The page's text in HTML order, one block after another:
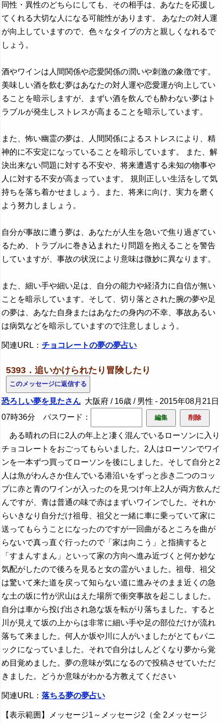
同性・異性のどちらにしても、その相手は、あなたを応援し
てくれる大切な人になる可能性があります。 あなたの対人運
が向上していますので、色々なタイプの方と親しくなれるで
しょう。
酒やワインは人間関係や恋愛関係の潤いや刺激の象徴です。
美味しい酒を飲む夢はあなたの対人運や恋愛運が向上してい
ることを暗示しますが、まずい酒を飲んでも酔わない夢はト
ラブルが発生しストレスが高まることを暗示しています。
また、怖い幽霊の夢は、人間関係によるストレスにより、精
神的に不安定になっていることを暗示しています。 また、解
決出来ない問題に対する不安や、将来遭遇する未知の物事や
人に対する不安が高まっています。 規則正しい生活をして気
持ちを落ち着かせましょう。また、将来に向け、実力を磨く
よう努力しましょう。
自分が事故に遭う夢は、あなたが人生を急いで焦り過ぎてい
るため、トラブルに巻き込まれたり問題を抱えることを警告
していますが、事故の状況により意味は微妙に異なります。
また、細い手や細い足は、自分の能力や経済力に自信が無い
ことを暗示しています。そして、切り落とされた腕の夢や足
の夢は、あなた自身またはあなたの身内の不幸、事故あるい
は病気などを暗示していますので注意しましょう。
関連URL： チョコレートの夢の夢占い
5393．追いかけられたり冒険したり
恐ろしい夢を見たさん 大阪府 / 16歳 / 男性 - 2015年08月21日
07時36分
パスワード：
ある晴れの日に2人の年上と凄く混んでいるローソンに入り
チョコレートをおごってもらいました。2人はローソンでワイ
ンを一本ずつ買ってローソンを後にしました。そして自分と2
人は魚がわんさか住んでいる港沿いをずっと歩き二つのコッ
プに赤と青のワインが入ったのを見つけ年上2人が両方飲んだ
んですが、青は普通の味で赤はまずいワインでした。それか
らいきなり自分だけ祖母、祖父と一緒に車に乗っていて家に
送ってもらうことになったのですが一回曲がるところを曲が
らないで真っ直ぐ行ったので「家は向こう」と指摘すると
「すまんすまん」といって家の方向へ進み近づくと何か妙な
気配がしたので後ろを見ると女の霊がいました。祖母、祖父
は驚いて来た道を戻って知らない道に進みそのまま近くの急
な土の坂に竹が沢山はえた場所で衝突事故を起こしました。
自分は車から投げ出され急な坂を転がり落ちました。すると
川が見えて坂の上からは非常に細い手や足の部位だけが流れ
落ちて来ました。何人か坂や川に人がいましたがとてもパニ
ックになっていました。それで自分はしんどくなり夢から覚
め目覚めました。夢の意味が気になるので投稿させていただ
きました。どうか意味がわかる方教えてください
関連URL： 落ちる夢の夢占い
【表示範囲】メッセージ1～メッセージ2（全 2メッセージ